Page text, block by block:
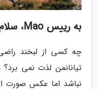
به رییس Mao، سلام کنید!
چه کسی از لبخند
تیانانمن لذت نمی
نباشد اما عکس صورت او